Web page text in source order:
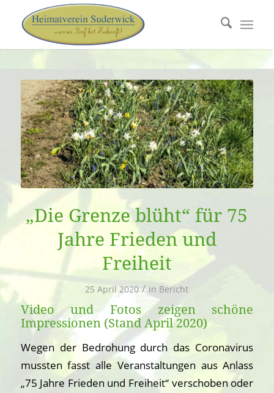
„Die Grenze blüht“ für 75
Jahre Frieden und
Freiheit
25 April 2020 / in Bericht
Video und Fotos zeigen schöne
Impressionen (Stand April 2020)
Wegen der Bedrohung durch das Coronavirus
mussten fasst alle Veranstaltungen aus Anlass
„75 Jahre Frieden und Freiheit“ verschoben oder